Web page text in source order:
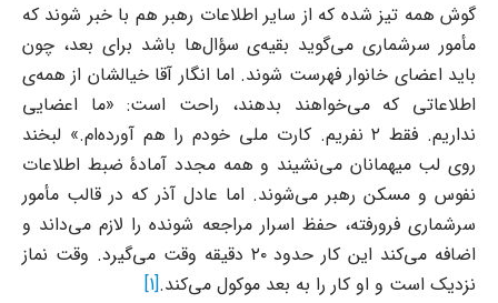
گوش همه تیز شده که از سایر اطلاعات رهبر هم با خبر شوند که
مأمور سرشماری می‌گوید بقیه‌ی سؤال‌ها باشد برای بعد، چون
باید اعضای خانوار فهرست شوند. اما انگار آقا خیالشان از همه‌ی
اطلاعاتی که می‌خواهند بدهند، راحت است: «ما اعضایی
نداریم. فقط ۲ نفریم. کارت ملی خودم را هم آورده‌ام.» لبخند
روی لب میهمانان می‌نشیند و همه مجدد آمادۀ ضبط اطلاعات
نفوس و مسکن رهبر می‌شوند. اما عادل آذر که در قالب مأمور
سرشماری فرورفته، حفظ اسرار مراجعه شونده را لازم می‌داند و
اضافه می‌کند این کار حدود ۲۰ دقیقه وقت می‌گیرد. وقت نماز
نزدیک است و او کار را به بعد موکول می‌کند.[1]